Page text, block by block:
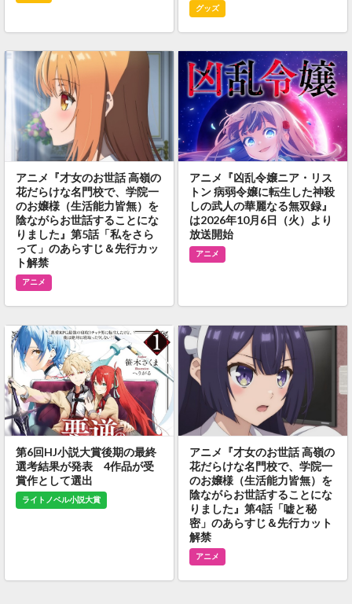
グッズ
アニメ『才女のお世話 高嶺の
花だらけな名門校で、学院一
のお嬢様（生活能力皆無）を
陰ながらお世話することにな
りました』第5話「私をさら
って」のあらすじ＆先行カッ
ト解禁
アニメ
アニメ『凶乱令嬢ニア・リス
トン 病弱令嬢に転生した神殺
しの武人の華麗なる無双録』
は2026年10月6日（火）より
放送開始
アニメ
第6回HJ小説大賞後期の最終
選考結果が発表 4作品が受
賞作として選出
ライトノベル小説大賞
アニメ『才女のお世話 高嶺の
花だらけな名門校で、学院一
のお嬢様（生活能力皆無）を
陰ながらお世話することにな
りました』第4話「嘘と秘
密」のあらすじ＆先行カット
解禁
アニメ